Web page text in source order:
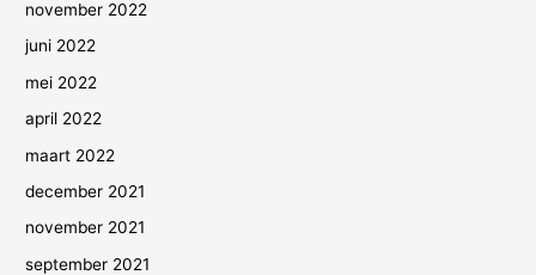
november 2022
juni 2022
mei 2022
april 2022
maart 2022
december 2021
november 2021
september 2021